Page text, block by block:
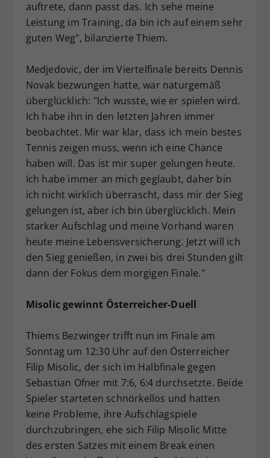
auftrete, dann passt das. Ich sehe meine
Leistung im Training, da bin ich auf einem sehr
guten Weg", bilanzierte Thiem.
Medjedovic, der im Viertelfinale bereits Dennis
Novak bezwungen hatte, war naturgemäß
überglücklich: "Ich wusste, wie er spielen wird.
Ich habe ihn in den letzten Jahren immer
beobachtet. Mir war klar, dass ich mein bestes
Tennis zeigen muss, wenn ich eine Chance
haben will. Das ist mir super gelungen heute.
Ich habe immer an mich geglaubt, daher bin
ich nicht wirklich überrascht, dass mir der Sieg
gelungen ist, aber ich bin überglücklich. Mein
starker Aufschlag und meine Vorhand waren
heute meine Lebensversicherung. Jetzt will ich
den Sieg genießen, in zwei bis drei Stunden gilt
dann der Fokus dem morgigen Finale."
Misolic gewinnt Österreicher-Duell
Thiems Bezwinger trifft nun im Finale am
Sonntag um 12:30 Uhr auf den Österreicher
Filip Misolic, der sich im Halbfinale gegen
Sebastian Ofner mit 7:6, 6:4 durchsetzte. Beide
Spieler starteten schnörkellos und hatten
keine Probleme, ihre Aufschlagspiele
durchzubringen, ehe sich Filip Misolic Mitte
des ersten Satzes mit einem Break einen